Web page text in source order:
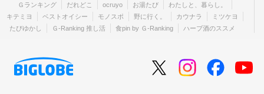
Ｇランキング だれどこ ocruyo お湯たび
わたしと、暮らし。
キテミヨ
ベストオイシー モノスポ 野に行く。 カウナラ
ミツケヨ
たびゆかし
Ｇ-Ranking 推し活 食pin by Ｇ-Ranking ハーブ酒のススメ